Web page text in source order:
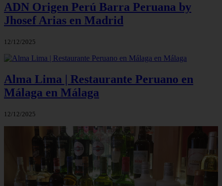
ADN Origen Perú Barra Peruana by
Jhosef Arias en Madrid
12/12/2025
Alma Lima | Restaurante Peruano en
Málaga en Málaga
12/12/2025